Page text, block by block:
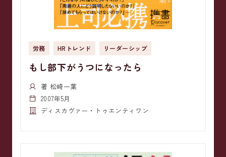
労務 HRトレンド リーダーシップ
もし部下がうつになったら
著 松崎一葉
2007年5月
ディスカヴァー・トゥエンティワン